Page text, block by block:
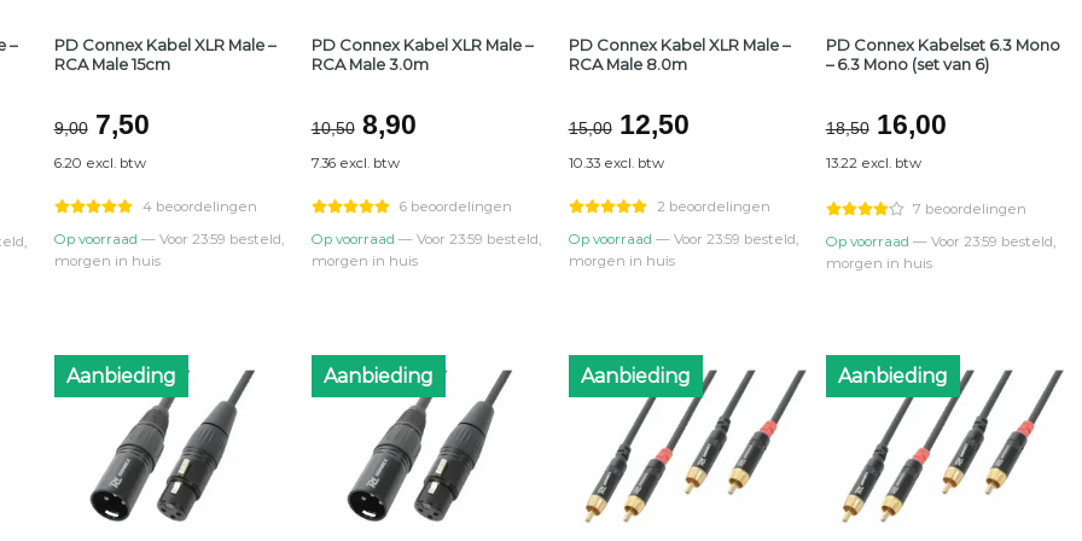
–
PD Connex Kabel XLR Male –
RCA Male 15cm
9,00 Oorspronkelijke
prijs
was:
€9,00.
7,50Huidige
€7,50.
6.20 excl. btw
4 beoordelingen
Op voorraad — Voor 23:59 besteld,
morgen in huis
PD Connex Kabel XLR Male –
RCA Male 3.0m
10,50 Oorspronkelijke
prijs
was:
€10,50.
8,90Huidige
€8,90.
7.36 excl. btw
6 beoordelingen
Op voorraad — Voor 23:59 besteld,
morgen in huis
PD Connex Kabel XLR Male –
RCA Male 8.0m
15,00 Oorspronkelijke
prijs
was:
€15,00.
12,50Huidige
€12,50.
10.33 excl. btw
2 beoordelingen
Op voorraad — Voor 23:59 besteld,
morgen in huis
PD Connex Kabelset 6.3 Mono
– 6.3 Mono (set van 6)
18,50
prijs
was:
€18,50.
16,00Huidige
€16,00.
13.22 excl. btw
7 beoordelingen
Op voorraad — Voor 23:59 besteld,
morgen in huis
Aanbieding Aanbieding Aanbieding Aanbieding